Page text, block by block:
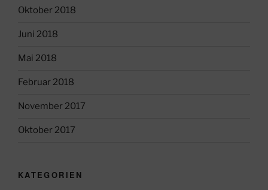
Oktober 2018
Juni 2018
Mai 2018
Februar 2018
November 2017
Oktober 2017
KATEGORIEN